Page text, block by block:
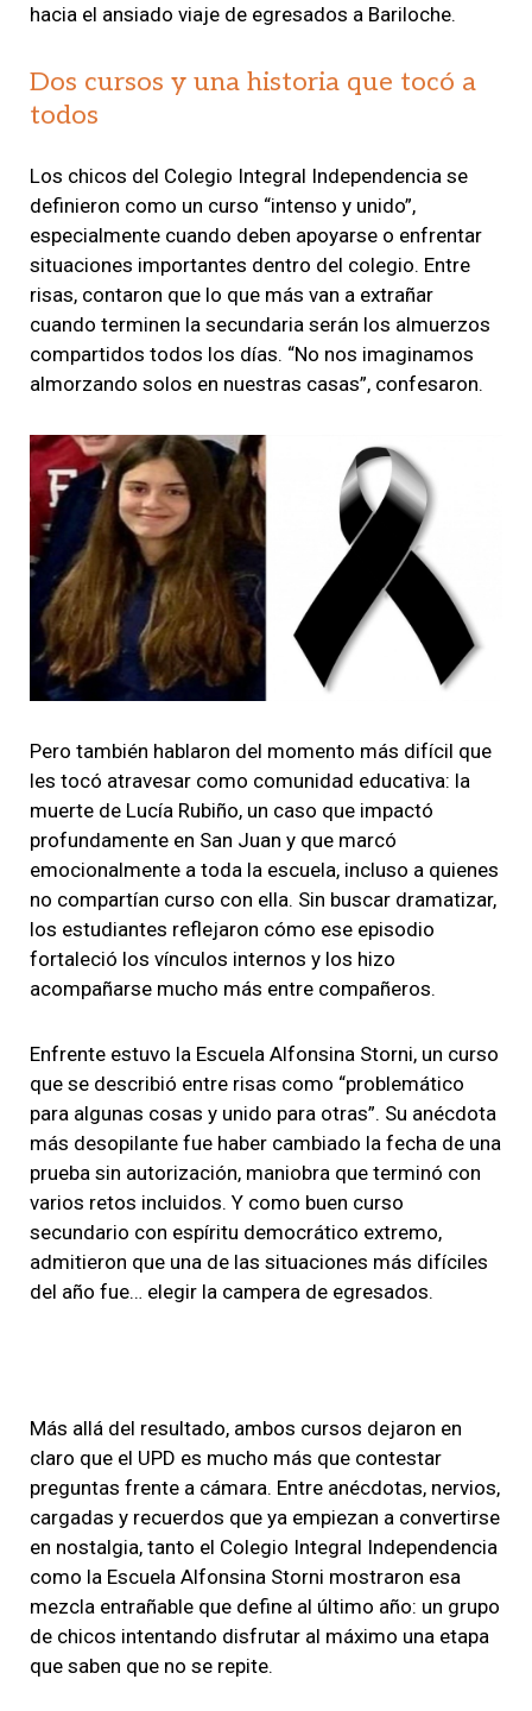
hacia el ansiado viaje de egresados a Bariloche.
Dos cursos y una historia que tocó a
todos
Los chicos del Colegio Integral Independencia se
definieron como un curso “intenso y unido”,
especialmente cuando deben apoyarse o enfrentar
situaciones importantes dentro del colegio. Entre
risas, contaron que lo que más van a extrañar
cuando terminen la secundaria serán los almuerzos
compartidos todos los días. “No nos imaginamos
almorzando solos en nuestras casas”, confesaron.
Pero también hablaron del momento más difícil que
les tocó atravesar como comunidad educativa: la
muerte de Lucía Rubiño, un caso que impactó
profundamente en San Juan y que marcó
emocionalmente a toda la escuela, incluso a quienes
no compartían curso con ella. Sin buscar dramatizar,
los estudiantes reflejaron cómo ese episodio
fortaleció los vínculos internos y los hizo
acompañarse mucho más entre compañeros.
Enfrente estuvo la Escuela Alfonsina Storni, un curso
que se describió entre risas como “problemático
para algunas cosas y unido para otras”. Su anécdota
más desopilante fue haber cambiado la fecha de una
prueba sin autorización, maniobra que terminó con
varios retos incluidos. Y como buen curso
secundario con espíritu democrático extremo,
admitieron que una de las situaciones más difíciles
del año fue… elegir la campera de egresados.
Más allá del resultado, ambos cursos dejaron en
claro que el UPD es mucho más que contestar
preguntas frente a cámara. Entre anécdotas, nervios,
cargadas y recuerdos que ya empiezan a convertirse
en nostalgia, tanto el Colegio Integral Independencia
como la Escuela Alfonsina Storni mostraron esa
mezcla entrañable que define al último año: un grupo
de chicos intentando disfrutar al máximo una etapa
que saben que no se repite.